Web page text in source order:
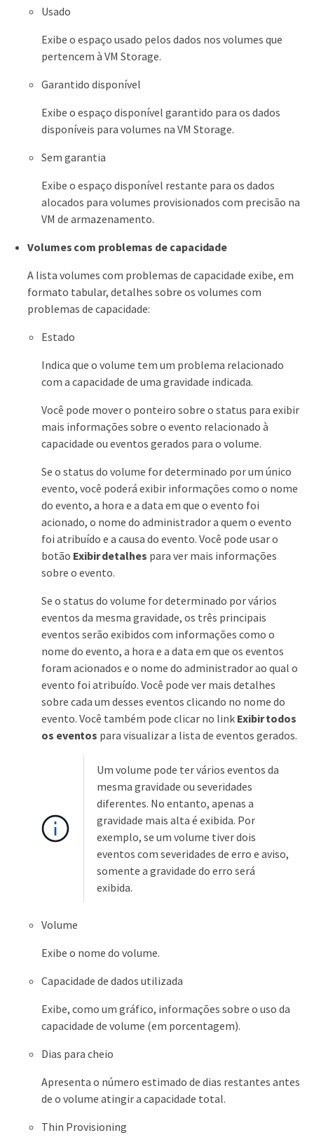
Usado
Exibe o espaço usado pelos dados nos volumes que
pertencem à VM Storage.
Garantido disponível
Exibe o espaço disponível garantido para os dados
disponíveis para volumes na VM Storage.
Sem garantia
Exibe o espaço disponível restante para os dados
alocados para volumes provisionados com precisão na
VM de armazenamento.
Volumes com problemas de capacidade
A lista volumes com problemas de capacidade exibe, em
formato tabular, detalhes sobre os volumes com
problemas de capacidade:
Estado
Indica que o volume tem um problema relacionado
com a capacidade de uma gravidade indicada.
Você pode mover o ponteiro sobre o status para exibir
mais informações sobre o evento relacionado à
capacidade ou eventos gerados para o volume.
Se o status do volume for determinado por um único
evento, você poderá exibir informações como o nome
do evento, a hora e a data em que o evento foi
acionado, o nome do administrador a quem o evento
foi atribuído e a causa do evento. Você pode usar o
botão Exibir detalhes para ver mais informações
sobre o evento.
Se o status do volume for determinado por vários
eventos da mesma gravidade, os três principais
eventos serão exibidos com informações como o
nome do evento, a hora e a data em que os eventos
foram acionados e o nome do administrador ao qual o
evento foi atribuído. Você pode ver mais detalhes
sobre cada um desses eventos clicando no nome do
evento. Você também pode clicar no link Exibir todos
os eventos para visualizar a lista de eventos gerados.
Um volume pode ter vários eventos da
mesma gravidade ou severidades
diferentes. No entanto, apenas a
gravidade mais alta é exibida. Por
exemplo, se um volume tiver dois
eventos com severidades de erro e aviso,
somente a gravidade do erro será
exibida.
Volume
Exibe o nome do volume.
Capacidade de dados utilizada
Exibe, como um gráfico, informações sobre o uso da
capacidade de volume (em porcentagem).
Dias para cheio
Apresenta o número estimado de dias restantes antes
de o volume atingir a capacidade total.
Thin Provisioning